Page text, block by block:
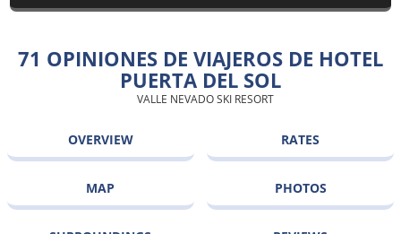
71 OPINIONES DE VIAJEROS DE HOTEL
PUERTA DEL SOL
VALLE NEVADO SKI RESORT
OVERVIEW RATES
MAP PHOTOS